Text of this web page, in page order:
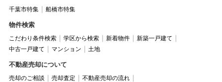
千葉市特集 船橋市特集
物件検索
こだわり条件検索 学区から検索 新着物件
新築一戸建て
中古一戸建て
マンション 土地
不動産売却について
売却のご相談 売却査定
不動産売却の流れ